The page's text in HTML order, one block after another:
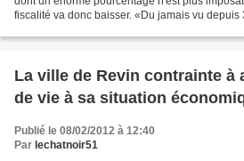
fiscalité va donc baisser. «Du jamais vu depuis
La ville de Revin contrainte à
de vie à sa situation
Publié le 08/02/2012 à 12:40
Par lechatnoir51